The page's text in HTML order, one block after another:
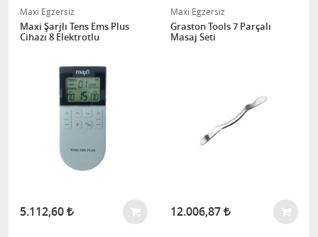
Maxi Egzersiz
Maxi Şarjlı Tens Ems Plus
Cihazı 8 Elektrotlu
5.112,60
Maxi Egzersiz
Graston Tools 7 Parçalı
Masaj Seti
12.006,87